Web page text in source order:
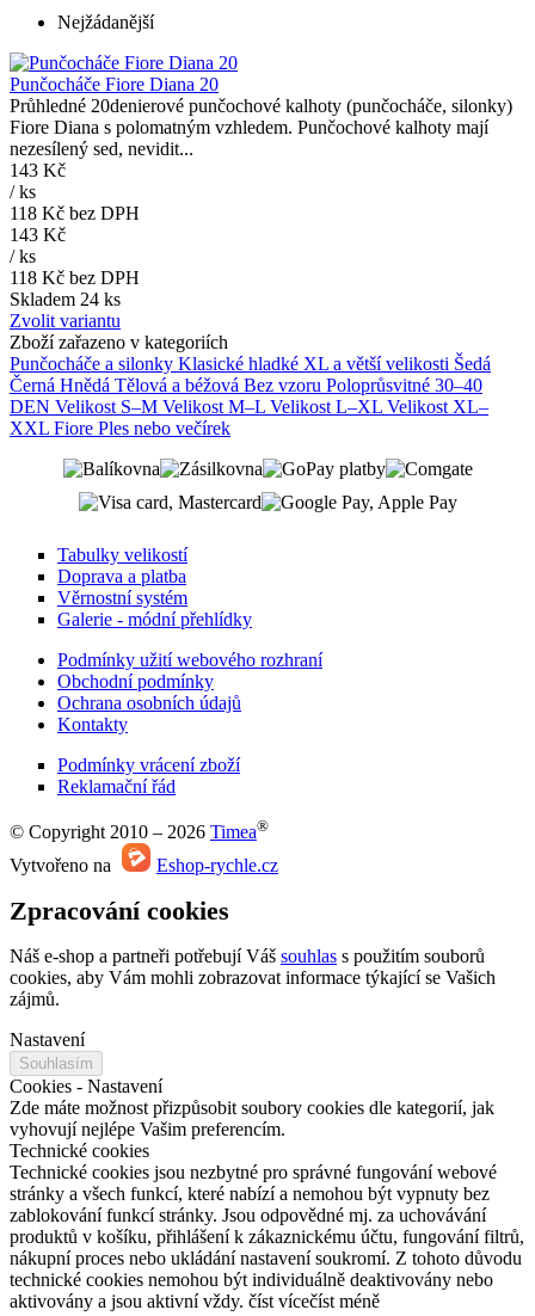
Nejžádanější
Punčocháče Fiore Diana 20
Průhledné 20denierové punčochové kalhoty (punčocháče, silonky)
Fiore Diana s polomatným vzhledem. Punčochové kalhoty mají
nezesílený sed, nevidit...
143 Kč
/ks
118 Kč bez DPH
143 Kč
/ks
118 Kč bez DPH
Skladem 24 ks
Zvolit variantu
Zboží zařazeno v kategoriích
Punčocháče a silonky Klasické hladké XL a větší velikosti Šedá
Černá Hnědá Tělová a béžová Bez vzoru Poloprůsvitné 30–40
DEN Velikost S–M Velikost M–L Velikost L–XL Velikost XL–
XXL Fiore Ples nebo večírek
Tabulky velikostí
Doprava a platba
Věrnostní systém
Galerie - módní přehlídky
Podmínky užití webového rozhraní
Obchodní podmínky
Ochrana osobních údajů
Kontakty
Podmínky vrácení zboží
Reklamační řád
© Copyright 2010 – 2026 Timea®
Vytvořeno na Eshop-rychle.cz
Zpracování cookies
Náš e-shop a partneři potřebují Váš souhlas s použitím souborů
cookies, aby Vám mohli zobrazovat informace týkající se Vašich
zájmů.
Nastavení
Souhlasím
Cookies - Nastavení
Zde máte možnost přizpůsobit soubory cookies dle kategorií, jak
vyhovují nejlépe Vašim preferencím.
Technické cookies
Technické cookies jsou nezbytné pro správné fungování webové
stránky a všech funkcí, které nabízí a nemohou být vypnuty bez
zablokování funkcí stránky. Jsou odpovědné mj. za uchovávání
produktů v košíku, přihlášení k zákaznickému účtu, fungování filtrů,
nákupní proces nebo ukládání nastavení soukromí. Z tohoto důvodu
technické cookies nemohou být individuálně deaktivovány nebo
aktivovány a jsou aktivní vždy. číst vícečíst méně